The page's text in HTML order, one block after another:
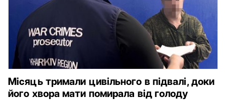
Місяць тримали цивільного в підвалі, доки
його хвора мати помирала від голоду